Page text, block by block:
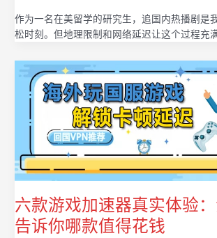
作为一名在美留学的研究生，追国内热播剧是
松时刻。但地理限制和网络延迟让这个过程
六款游戏加速器真实体验
告诉你哪款值得花钱